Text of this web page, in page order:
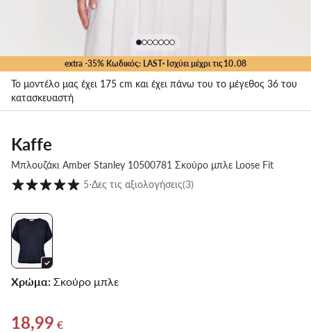
extra -35% Κωδικός: LAST· Ισχύει μέχρι τις10.08
Το μοντέλο μας έχει 175 cm και έχει πάνω του το μέγεθος 36 του
κατασκευαστή
Kaffe
Μπλουζάκι Amber Stanley 10500781 Σκούρο μπλε Loose Fit
Βαθμολογία πελατών σε κλίμακα 1 έως 5
5⋅Δες τις αξιολογήσεις(3)
Χρώμα: Σκούρο μπλε
Τρέχουσα τιμή 18,99 €
18,99 €